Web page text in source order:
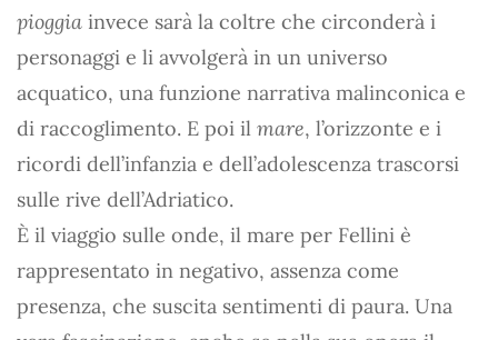
pioggia invece sarà la coltre che circonderà i
personaggi e li avvolgerà in un universo
acquatico, una funzione narrativa malinconica e
di raccoglimento. E poi il mare, l’orizzonte e i
ricordi dell’infanzia e dell’adolescenza trascorsi
sulle rive dell’Adriatico.
È il viaggio sulle onde, il mare per Fellini è
rappresentato in negativo, assenza come
presenza, che suscita sentimenti di paura. Una